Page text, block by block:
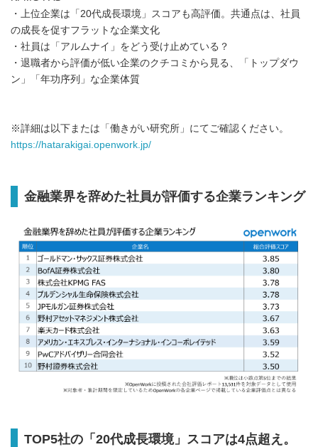
・上位企業は「20代成長環境」スコアも高評価。共通点は、社員
の成長を促すフラットな企業文化
・社員は「アルムナイ」をどう受け止めている？
・退職者から評価が低い企業のクチコミから見る、「トップダウ
ン」「年功序列」な企業体質
※詳細は以下または「働きがい研究所」にてご確認ください。
https://hatarakigai.openwork.jp/
金融業界を辞めた社員が評価する企業ランキング
TOP5社の「 20代成長環境」スコアは4点超え。